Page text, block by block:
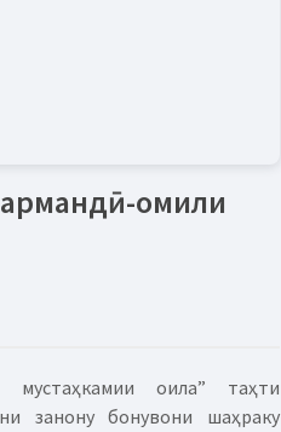
омили
мустаҳкамии оила” таҳти
занону бонувони шаҳраку